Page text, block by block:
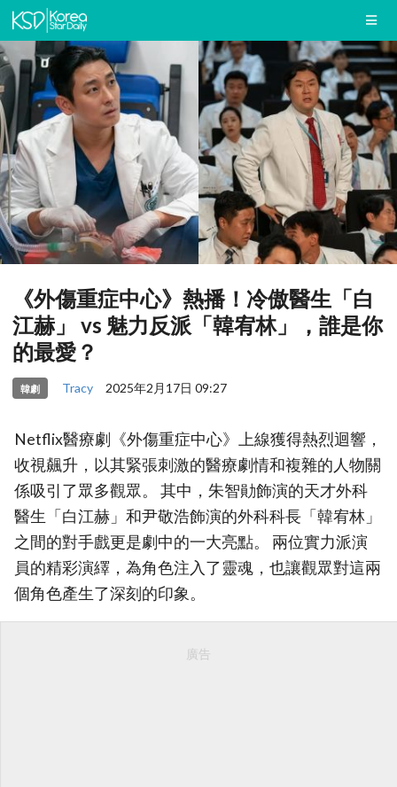
《外傷重症中心》熱播！冷傲醫生「白
江赫」 vs 魅力反派「韓宥林」，誰是你
的最愛？
韓劇 Tracy 2025年2月17日 09:27
Netflix醫療劇《外傷重症中心》上線獲得熱烈迴響，
收視飆升，以其緊張刺激的醫療劇情和複雜的人物關
係吸引了眾多觀眾。 其中，朱智勛飾演的天才外科
醫生「白江赫」和尹敬浩飾演的外科科長「韓宥林」
之間的對手戲更是劇中的一大亮點。 兩位實力派演
員的精彩演繹，為角色注入了靈魂，也讓觀眾對這兩
個角色產生了深刻的印象。
廣告